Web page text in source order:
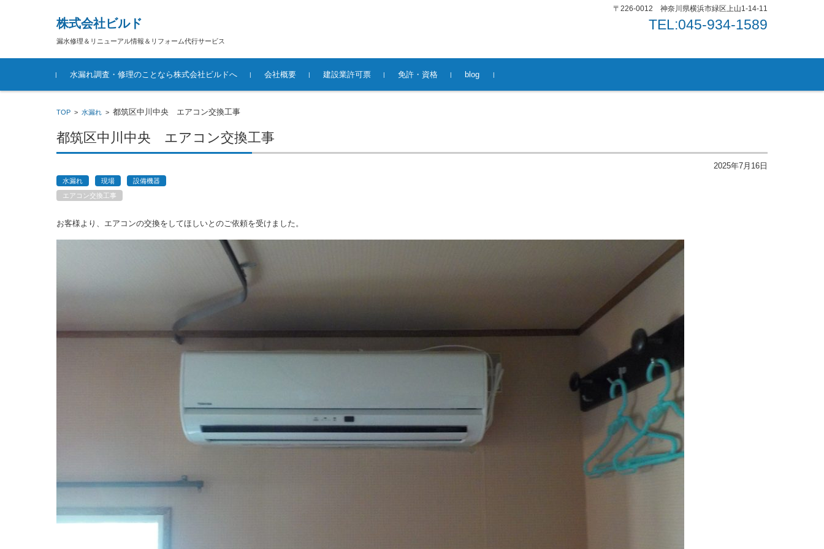
株式会社ビルド
漏水修理＆リニューアル情報＆リフォーム代行サービス
〒226-0012 神奈川県横浜市緑区上山1-14-11
TEL:045-934-1589
コンテンツに移動
水漏れ調査・修理のことなら株式会社ビルドへ
会社概要 建設業許可票 免許・資格 blog
TOP > 水漏れ > 都筑区中川中央 エアコン交換工事
都筑区中川中央 エアコン交換工事
2025年7月16日
水漏れ 現場
設備機器
エアコン交換工事
お客様より、エアコンの交換をしてほしいとのご依頼を受けました。